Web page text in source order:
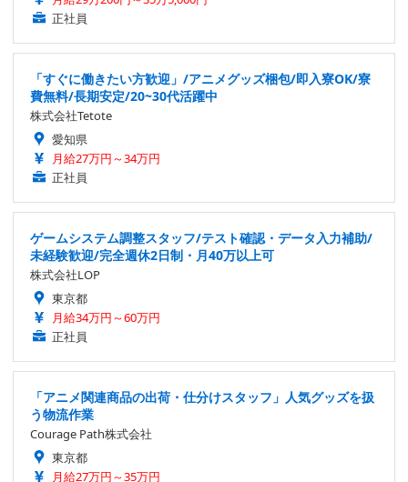
正社員
「すぐに働きたい方歓迎」/アニメグッズ梱包/即入寮OK/寮
費無料/長期安定/20~30代活躍中
株式会社Tetote
愛知県
月給27万円～34万円
正社員
ゲームシステム調整スタッフ/テスト確認・データ入力補助/
未経験歓迎/完全週休2日制・月40万以上可
株式会社LOP
東京都
月給34万円～60万円
正社員
「アニメ関連商品の出荷・仕分けスタッフ」人気グッズを扱
う物流作業
Courage Path株式会社
東京都
月給27万円～35万円